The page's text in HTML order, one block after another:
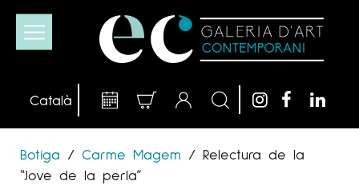
Botiga / Carme Magem / Relectura de la
“Jove de la perla”